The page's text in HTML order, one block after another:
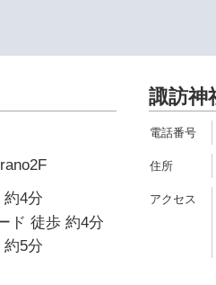
4分
ド 徒歩 約4分
5分
諏訪神